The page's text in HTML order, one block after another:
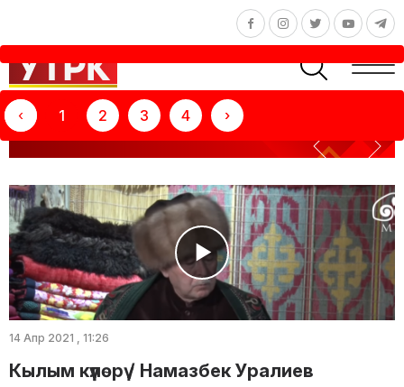
ТЕЛЕКӨРСӨТҮҮ: КЫЛЫМ КҮҮЛӨРҮ
14 Апр 2021 , 11:26
Кылым күүлөрү / Намазбек Уралиев
‹ 1 2 3 4 ›